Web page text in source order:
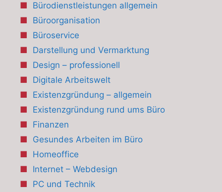
Bürodienstleistungen allgemein
Büroorganisation
Büroservice
Darstellung und Vermarktung
Design – professionell
Digitale Arbeitswelt
Existenzgründung – allgemein
Existenzgründung rund ums Büro
Finanzen
Gesundes Arbeiten im Büro
Homeoffice
Internet – Webdesign
PC und Technik